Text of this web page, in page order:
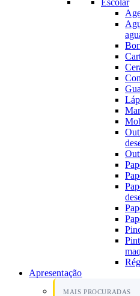
Escolar
Apresentação
MAIS PROCURADAS